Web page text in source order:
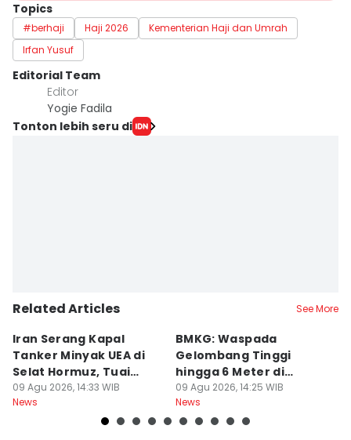
Topics
#berhaji Haji 2026
Kementerian Haji dan Umrah
Irfan Yusuf
Editorial Team
Editor
Yogie Fadila
Tonton lebih seru di
Related Articles See More
Iran Serang Kapal
Tanker Minyak UEA di
Selat Hormuz, Tuai
Kecaman
09 Agu 2026, 14:33 WIB
News
BMKG: Waspada
Gelombang Tinggi
hingga 6 Meter di
Beberapa Perairan RI
09 Agu 2026, 14:25 WIB
News